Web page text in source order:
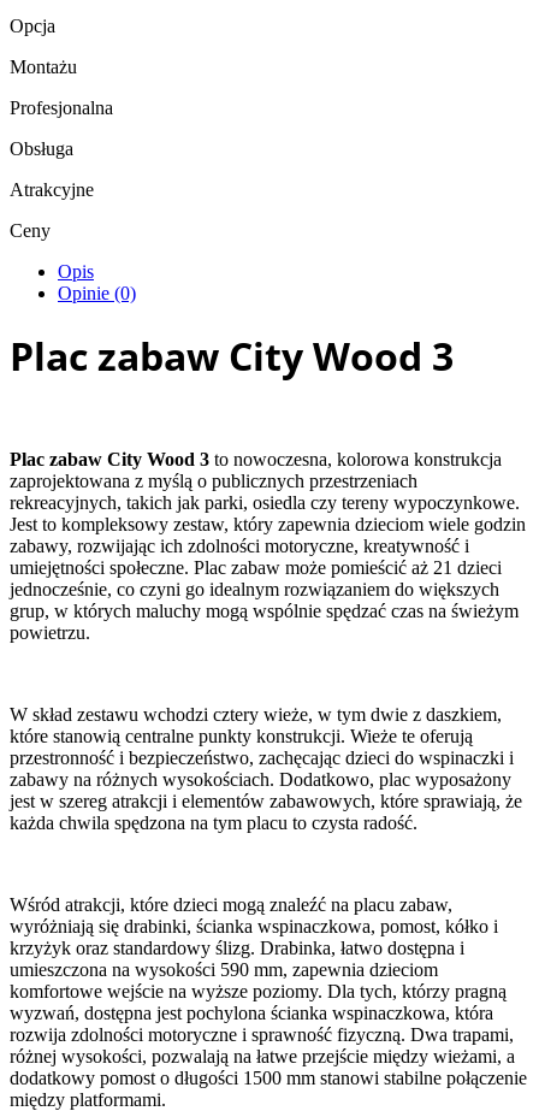
Opcja
Montażu
Profesjonalna
Obsługa
Atrakcyjne
Ceny
Opis
Opinie (0)
Plac zabaw City Wood 3
Plac zabaw City Wood 3 to nowoczesna, kolorowa konstrukcja
zaprojektowana z myślą o publicznych przestrzeniach
rekreacyjnych, takich jak parki, osiedla czy tereny wypoczynkowe.
Jest to kompleksowy zestaw, który zapewnia dzieciom wiele godzin
zabawy, rozwijając ich zdolności motoryczne, kreatywność i
umiejętności społeczne. Plac zabaw może pomieścić aż 21 dzieci
jednocześnie, co czyni go idealnym rozwiązaniem do większych
grup, w których maluchy mogą wspólnie spędzać czas na świeżym
powietrzu.
W skład zestawu wchodzi cztery wieże, w tym dwie z daszkiem,
które stanowią centralne punkty konstrukcji. Wieże te oferują
przestronność i bezpieczeństwo, zachęcając dzieci do wspinaczki i
zabawy na różnych wysokościach. Dodatkowo, plac wyposażony
jest w szereg atrakcji i elementów zabawowych, które sprawiają, że
każda chwila spędzona na tym placu to czysta radość.
Wśród atrakcji, które dzieci mogą znaleźć na placu zabaw,
wyróżniają się drabinki, ścianka wspinaczkowa, pomost, kółko i
krzyżyk oraz standardowy ślizg. Drabinka, łatwo dostępna i
umieszczona na wysokości 590 mm, zapewnia dzieciom
komfortowe wejście na wyższe poziomy. Dla tych, którzy pragną
wyzwań, dostępna jest pochylona ścianka wspinaczkowa, która
rozwija zdolności motoryczne i sprawność fizyczną. Dwa trapami,
różnej wysokości, pozwalają na łatwe przejście między wieżami, a
dodatkowy pomost o długości 1500 mm stanowi stabilne połączenie
między platformami.